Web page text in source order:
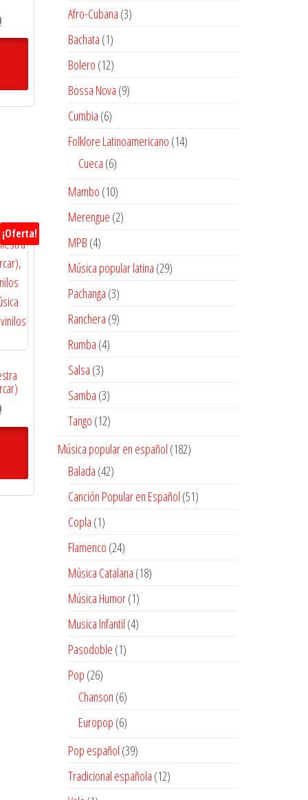
El
precio
$18.900.
¡Oferta!
El
precio
$20.700.
Afro-Cubana 33
Bachata 11
producto
Bolero 1212
productos
Bossa Nova 99
Cumbia 66
productos
Folklore Latinoamericano 1414
Cueca 66
Mambo 1010
productos
Merengue 22
MPB 44
productos
Música popular latina 2929
Pachanga 33
productos
Ranchera 99
Rumba 44
Salsa 33
productos
Samba 33
productos
Tango 1212
Música popular en español 182182
Balada 4242
productos
Canción Popular en Español 5151
Copla 11
producto
Flamenco 2424
productos
Música Catalana 1818
Música Humor 11
producto
Musica Infantil 44
Pasodoble 11
Pop 2626
productos
Chanson 66
productos
Europop 66
Pop español 3939
productos
Tradicional española 1212